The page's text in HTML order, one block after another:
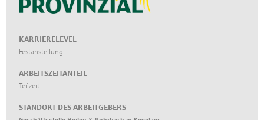
KARRIERELEVEL
Festanstellung
ARBEITSZEITANTEIL
Teilzeit
STANDORT DES ARBEITGEBERS